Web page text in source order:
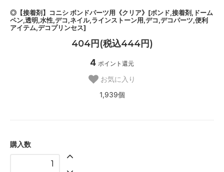
◎【接着剤】コニシ ボンドパーツ用《クリア》[ボンド,接着剤,ドーム
ペン,透明,水性,デコ,ネイル,ラインストーン用,デコ,デコパーツ,便利
アイテム,デコプリンセス]
404円(税込444円)
4 ポイント還元
お気に入り
1,939個
購入数